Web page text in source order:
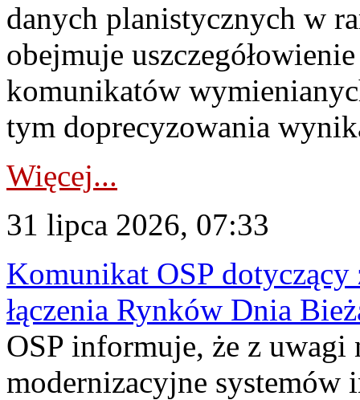
danych planistycznych w
obejmuje
komunikatów
tym doprecyzowania
Więcej...
31 lipca 2026, 07:33
Komunikat OSP dotyczący
łączenia Rynków Dnia
OSP informuje, że z uwagi
modernizacyjne